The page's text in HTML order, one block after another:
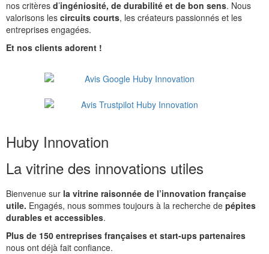
nos critères d’ingéniosité, de durabilité et de bon sens. Nous
valorisons les circuits courts, les créateurs passionnés et les
entreprises engagées.
Et nos clients adorent !
Huby Innovation
La vitrine des innovations utiles
Bienvenue sur la vitrine raisonnée de l’innovation française
utile. Engagés, nous sommes toujours à la recherche de pépites
durables et accessibles.
Plus de 150 entreprises françaises et start-ups partenaires
nous ont déjà fait confiance.